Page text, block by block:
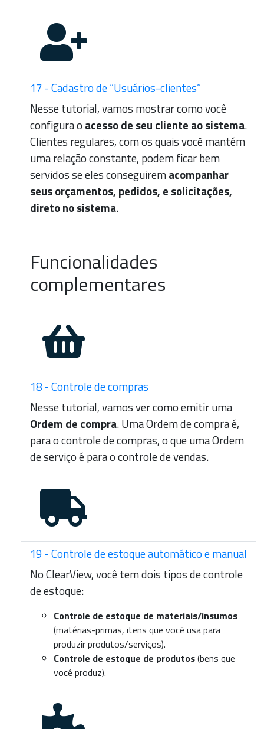
17 - Cadastro de “Usuários-clientes”
Nesse tutorial, vamos mostrar como você
configura o acesso de seu cliente ao sistema.
Clientes regulares, com os quais você mantém
uma relação constante, podem ficar bem
servidos se eles conseguiremacompanhar
seus orçamentos, pedidos, e solicitações,
direto no sistema.
Funcionalidades
complementares
18 - Controle de compras
Nesse tutorial, vamos ver como emitir uma
Ordem de compra. Uma Ordem de compra é,
para o controle de compras, o que uma Ordem
de serviço é para o controle de vendas.
19 - Controle de estoque automático e manual
No ClearView, você tem dois tipos de controle
de estoque:
Controle de estoque de materiais/insumos
(matérias-primas, itens que você usa para
produzir produtos/serviços).
Controle de estoque de produtos(bens que
você produz).